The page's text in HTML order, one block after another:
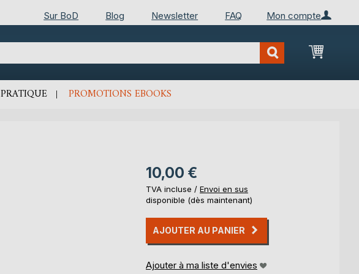
Mon compte
Sur BoD Blog Newsletter FAQ
Mon
PRATIQUE PROMOTIONS EBOOKS
10,00 €
TVA incluse / Envoi en sus
disponible (dès maintenant)
AJOUTER AU PANIER
Ajouter à ma liste d'envies